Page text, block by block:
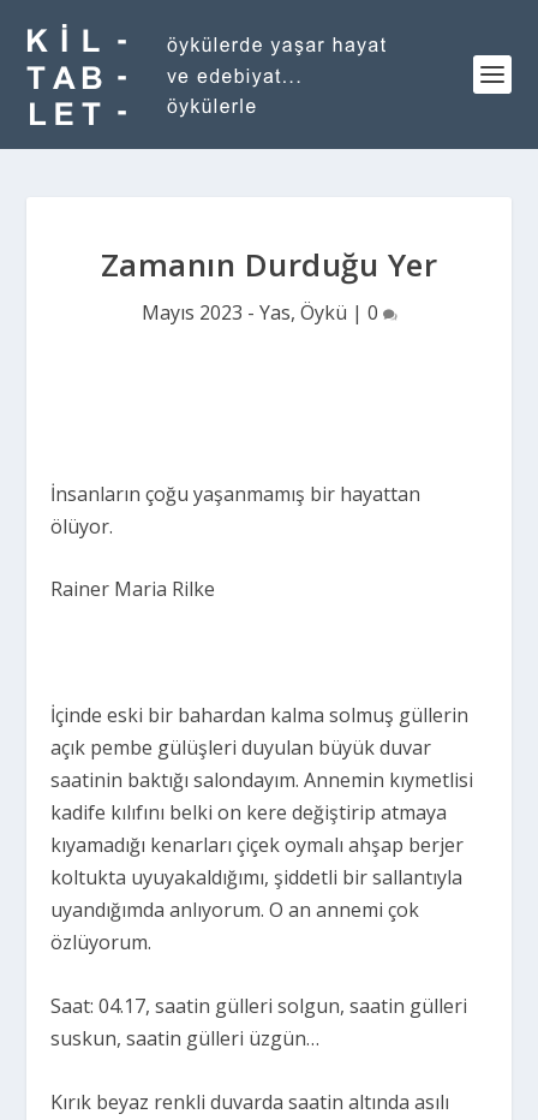
Zamanın Durduğu Yer
Mayıs 2023 - Yas, Öykü | 0
İnsanların çoğu yaşanmamış bir hayattan
ölüyor.
Rainer Maria Rilke
İçinde eski bir bahardan kalma solmuş güllerin
açık pembe gülüşleri duyulan büyük duvar
saatinin baktığı salondayım. Annemin kıymetlisi
kadife kılıfını belki on kere değiştirip atmaya
kıyamadığı kenarları çiçek oymalı ahşap berjer
koltukta uyuyakaldığımı, şiddetli bir sallantıyla
uyandığımda anlıyorum. O an annemi çok
özlüyorum.
Saat: 04.17, saatin gülleri solgun, saatin gülleri
suskun, saatin gülleri üzgün…
Kırık beyaz renkli duvarda saatin altında asılı